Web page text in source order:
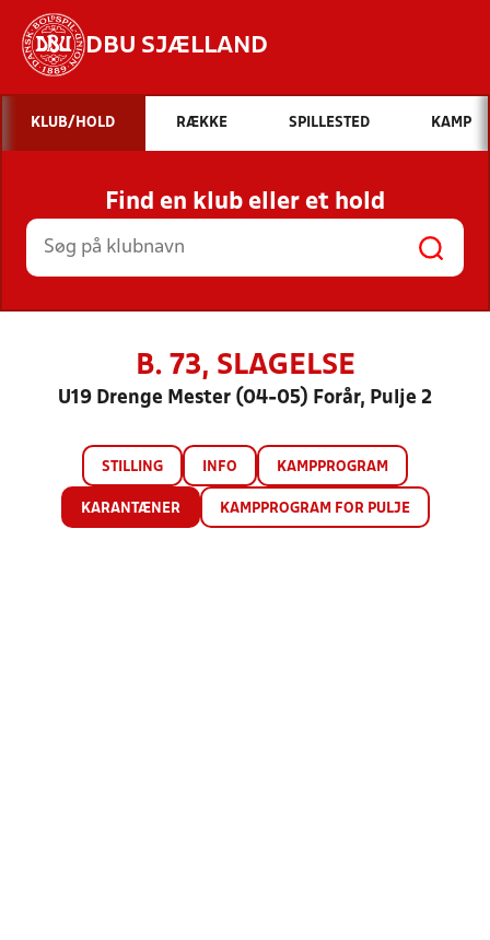
DBU SJÆLLAND
Hvad vil du søge efter?
INDHOLD OG NYHEDER
STILLINGER, RESULTATER, KLUBBER OG
HOLD
KLUB/HOLD RÆKKE SPILLESTED KAMP
Find en klub eller et hold
B. 73, SLAGELSE
U19 Drenge Mester (04-05) Forår, Pulje 2
STILLING INFO KAMPPROGRAM
KARANTÆNER KAMPPROGRAM FOR PULJE